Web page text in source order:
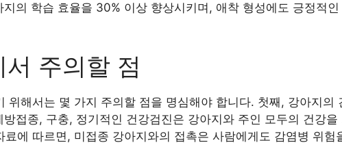
의 학습 효율을 30% 이상 향상시키며, 애착 형성에도 긍정적인
주의할 점
위해서는 몇 가지 주의할 점을 명심해야 합니다. 첫째, 강아지의
접종, 구충, 정기적인 건강검진은 강아지와 주인 모두의 건강을
에 따르면, 미접종 강아지와의 접촉은 사람에게도 감염병 위험